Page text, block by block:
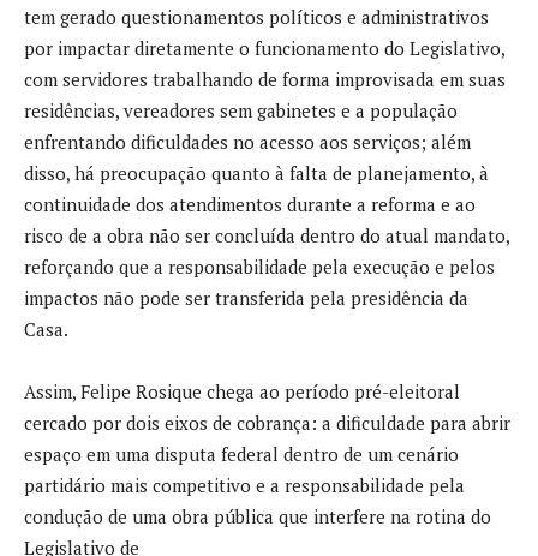
tem gerado questionamentos políticos e administrativos
por impactar diretamente o funcionamento do Legislativo,
com servidores trabalhando de forma improvisada em suas
residências, vereadores sem gabinetes e a população
enfrentando dificuldades no acesso aos serviços; além
disso, há preocupação quanto à falta de planejamento, à
continuidade dos atendimentos durante a reforma e ao
risco de a obra não ser concluída dentro do atual mandato,
reforçando que a responsabilidade pela execução e pelos
impactos não pode ser transferida pela presidência da
Casa.
Assim, Felipe Rosique chega ao período pré-eleitoral
cercado por dois eixos de cobrança: a dificuldade para abrir
espaço em uma disputa federal dentro de um cenário
partidário mais competitivo e a responsabilidade pela
condução de uma obra pública que interfere na rotina do
Legislativo de